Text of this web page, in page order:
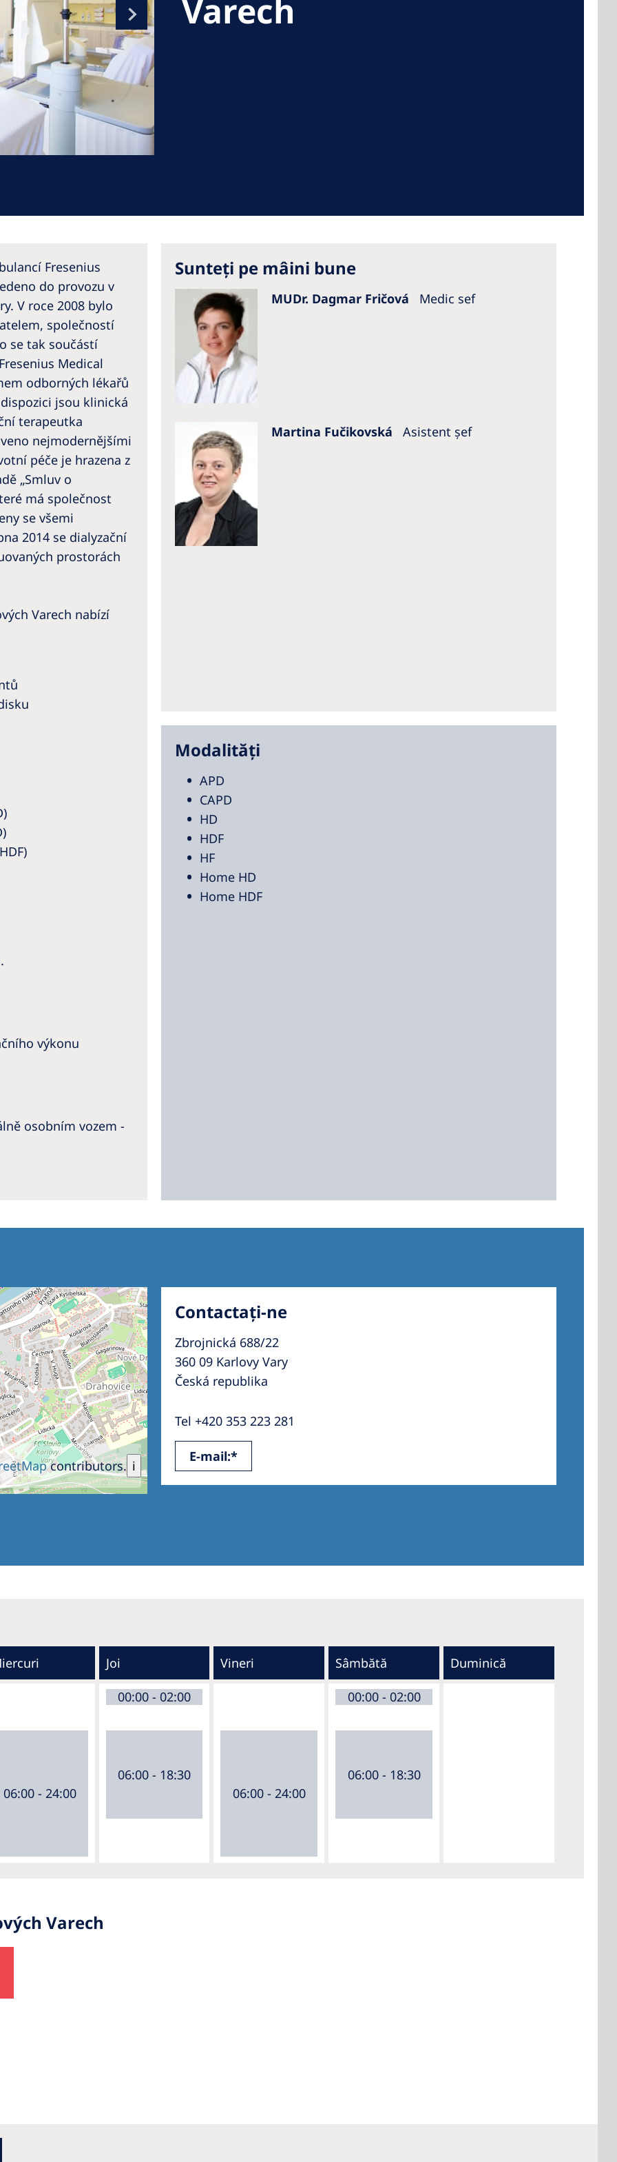
Romania
Russia
Asia Pacific
Australia
Philippines
Global Website
Varech
Fresenius
do provozu v
V roce 2008 bylo
společností
se tak součástí
Medical
odborných lékařů
jsou klinická
terapeutka
nejmodernějšími
péče je hrazena z
„Smluv o
má společnost
se všemi
2014 se dialyzační
prostorách
Varech nabízí
výkonu
osobním vozem -
Sunteți pe mâini bune
MUDr. Dagmar Fričová Medic sef
Martina Fučikovská Asistent șef
Modalități
APD
CAPD
HD
HDF
HF
Home HD
Home HDF
i
contributors.
Contactați-ne
Zbrojnická 688/22
360 09 Karlovy Vary
Česká republika
Tel +420 353 223 281
E-mail:*
Joi Vineri Sâmbătă Duminică
06:00 - 24:00
00:00 - 02:00
06:00 - 18:30
06:00 - 24:00
00:00 - 02:00
06:00 - 18:30
Varech